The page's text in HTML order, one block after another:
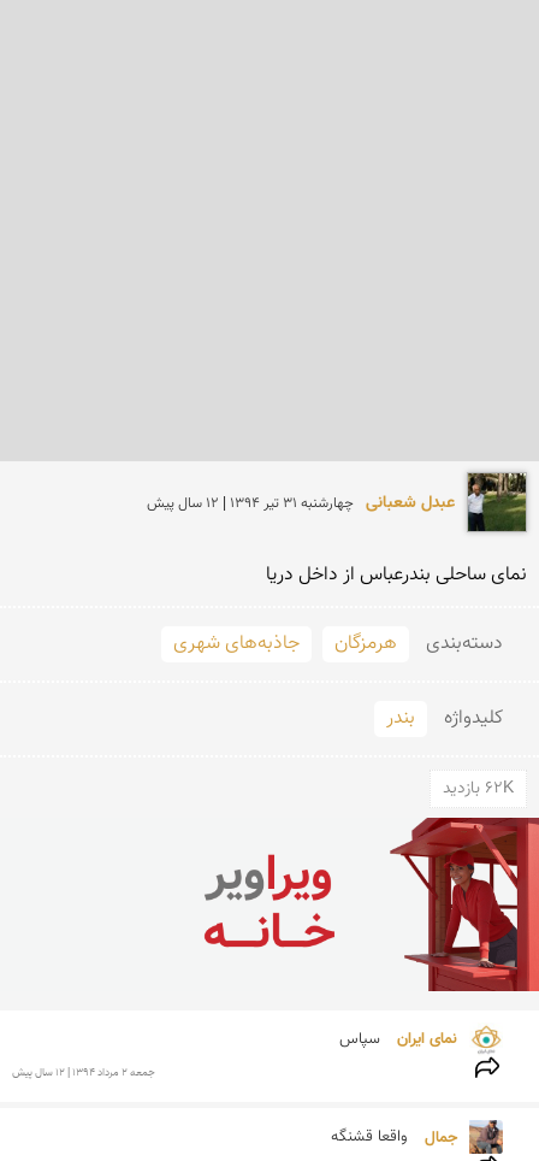
عبدل شعبانی چهارشنبه 31 تير 1394 | 12 سال پیش
نمای ساحلی بندرعباس از داخل دریا
دسته‌بندی هرمزگان جاذبه‌های شهری
کلید‌واژه بندر
62K بازدید
نمای ایران سپاس
جمعه 2 مرداد 1394 | 12 سال پیش
جمال واقعا قشنگه